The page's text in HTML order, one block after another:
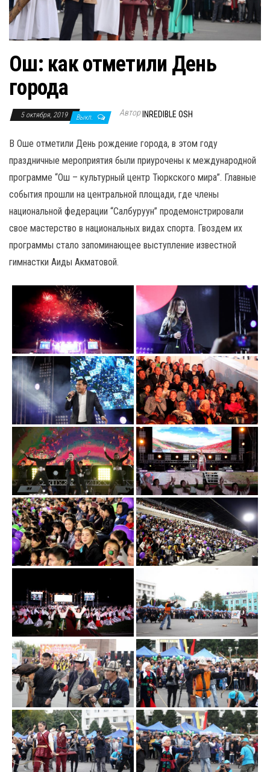
а
Ош: как отметили День
города
5 октября, 2019 Выкл. Автор INREDIBLE OSH
В Оше отметили День рождение города, в этом году
праздничные мероприятия были приурочены к международной
программе “Ош – культурный центр Тюркского мира”. Главные
события прошли на центральной площади, где члены
национальной федерации “Салбуруун” продемонстрировали
свое мастерство в национальных видах спорта. Гвоздем их
программы стало запоминающее выступление известной
гимнастки Аиды Акматовой.